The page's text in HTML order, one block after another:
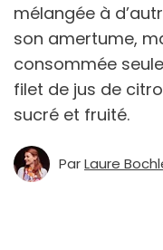
mélangée à
son amertume,
consommée
filet de jus de
sucré et fruité.
ParLaure